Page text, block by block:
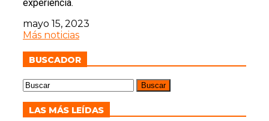
experiencia.
mayo 15, 2023
Más noticias
BUSCADOR
LAS MÁS LEÍDAS